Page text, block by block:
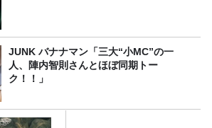
JUNK バナナマン「三大“小MC”の一
人、陣内智則さんとほぼ同期トー
ク！！」